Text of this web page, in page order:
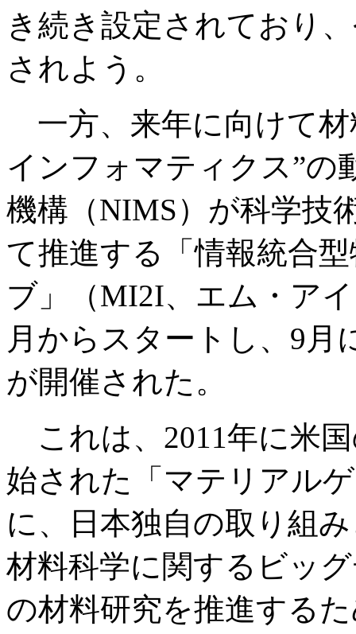
き続き設定されており
されよう。
一方、来年に向けて材
インフォマティクス”の
機構（NIMS）が科学技
て推進する「情報統合
ブ」（MI2I、エム・ア
月からスタートし、9
が開催された。
これは、2011年に米
始された「マテリアル
に、日本独自の取り組
材料科学に関するビッ
の材料研究を推進する